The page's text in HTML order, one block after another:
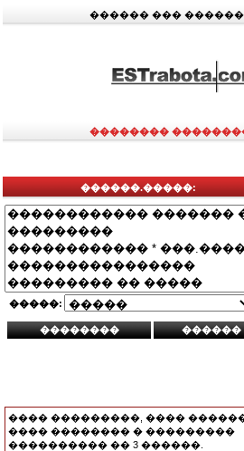
������ ���
��������
������.�����:
�����:
���� ���������, ����
���� �������� � ���������
���������� �� 3 ������.